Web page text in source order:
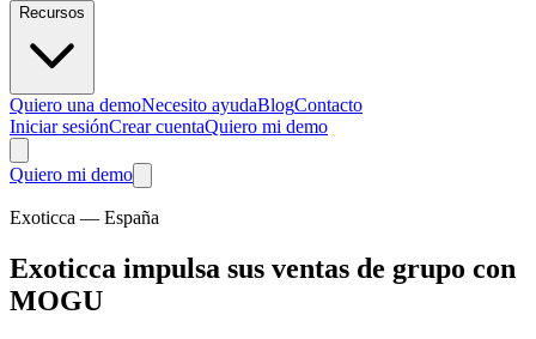
Recursos
Quiero una demoNecesito ayudaBlogContacto
Iniciar sesiónCrear cuentaQuiero mi demo
Quiero mi demo
Exoticca — España
Exoticca impulsa sus ventas de grupo con
MOGU